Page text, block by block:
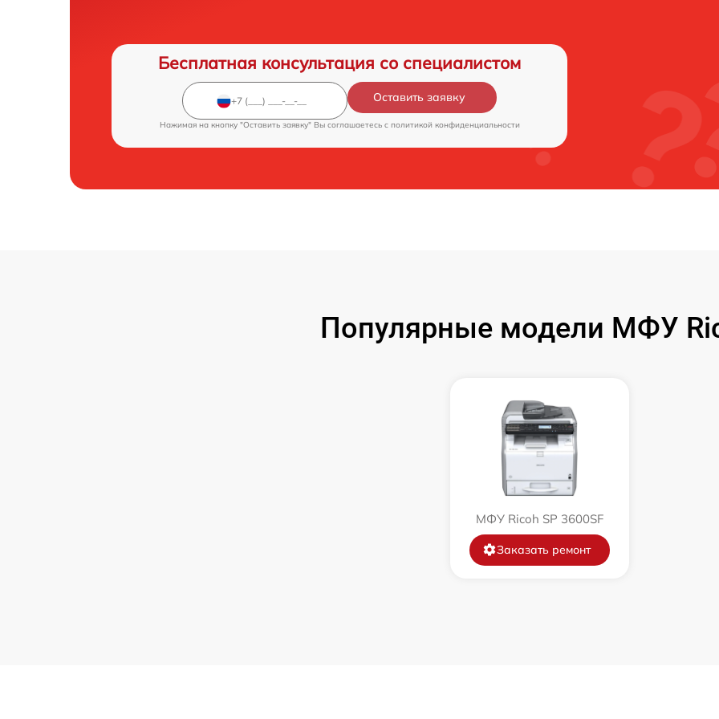
Бесплатная консультация со специалистом
Оставить заявку
Нажимая на кнопку "Оставить заявку" Вы соглашаетесь c политикой конфиденциальности
Популярные модели МФУ
МФУ Ricoh SP 3600SF
Заказать ремонт